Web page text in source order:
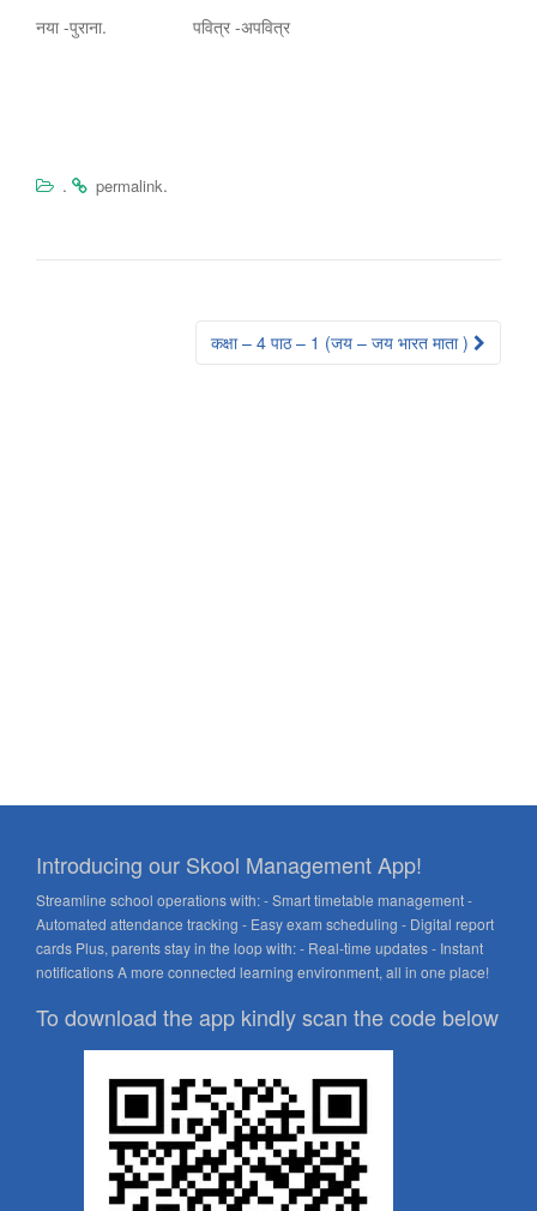
नया -पुराना. पवित्र -अपवित्र
s
. permalink.
कक्षा – 4 पाठ – 1 (जय – जय भारत माता )
Introducing our Skool Management App!
Streamline school operations with: - Smart timetable management -
Automated attendance tracking - Easy exam scheduling - Digital report
cards Plus, parents stay in the loop with: - Real-time updates - Instant
notifications A more connected learning environment, all in one place!
To download the app kindly scan the code below